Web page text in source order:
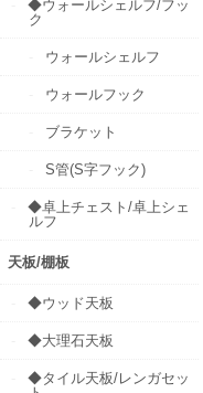
◆ウォールシェルフ/フッ
ク
ウォールシェルフ
ウォールフック
ブラケット
S管(S字フック)
◆卓上チェスト/卓上シェ
ルフ
天板/棚板
◆ウッド天板
◆大理石天板
◆タイル天板/レンガセッ